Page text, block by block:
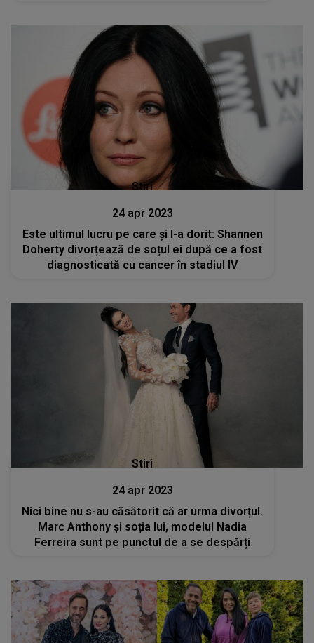
Stiri
24 apr 2023
Este ultimul lucru pe care și l-a dorit: Shannen
Doherty divorțează de soțul ei după ce a fost
diagnosticată cu cancer în stadiul IV
Stiri
24 apr 2023
Nici bine nu s-au căsătorit că ar urma divorțul.
Marc Anthony și soția lui, modelul Nadia
Ferreira sunt pe punctul de a se despărți